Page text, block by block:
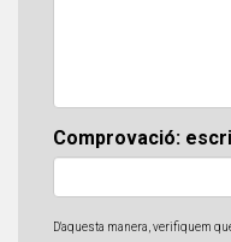
Comprovació:
D'aquesta manera, verifiquem